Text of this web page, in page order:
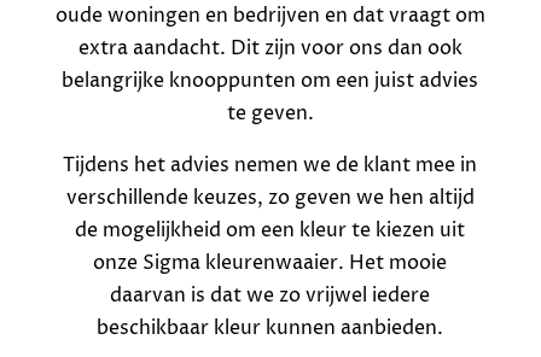
oude woningen en bedrijven en dat vraagt om
extra aandacht. Dit zijn voor ons dan ook
belangrijke knooppunten om een juist advies
te geven.
Tijdens het advies nemen we de klant mee in
verschillende keuzes, zo geven we hen altijd
de mogelijkheid om een kleur te kiezen uit
onze Sigma kleurenwaaier. Het mooie
daarvan is dat we zo vrijwel iedere
beschikbaar kleur kunnen aanbieden.